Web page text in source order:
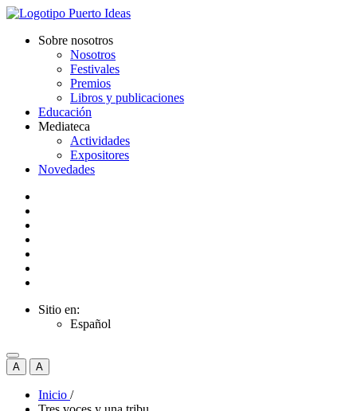
Sobre nosotros
Nosotros
Festivales
Premios
Libros y publicaciones
Educación
Mediateca
Actividades
Expositores
Novedades
Sitio en:
Español
A A
Inicio /